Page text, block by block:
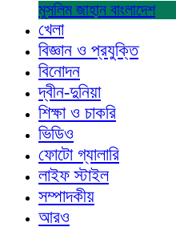
মুসলিম জাহান বাংলাদেশ
খেলা
বিজ্ঞান ও প্রযুক্তি
বিনোদন
দ্বীন-দুনিয়া
শিক্ষা ও চাকরি
ভিডিও
ফোটো গ্যালারি
লাইফ স্টাইল
সম্পাদকীয়
আরও